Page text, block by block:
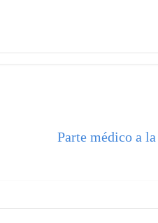
Parte médico a